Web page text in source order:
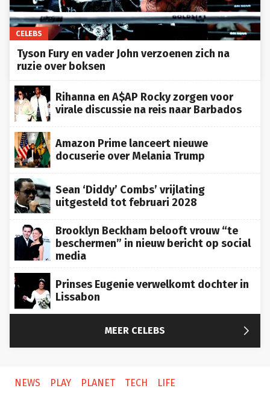
CELEBS
Tyson Fury en vader John verzoenen zich na
ruzie over boksen
Rihanna en A$AP Rocky zorgen voor
virale discussie na reis naar Barbados
Amazon Prime lanceert nieuwe
docuserie over Melania Trump
Sean ‘Diddy’ Combs’ vrijlating
uitgesteld tot februari 2028
Brooklyn Beckham belooft vrouw “te
beschermen” in nieuw bericht op social
media
Prinses Eugenie verwelkomt dochter in
Lissabon
MEER CELEBS 
NEWS PLAY PLANET TECH LIFE